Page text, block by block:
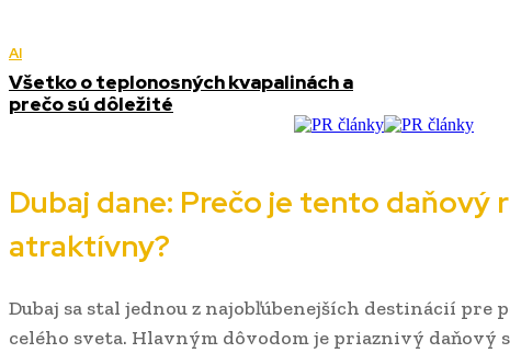
AI
Všetko o teplonosných kvapalinách a
prečo sú dôležité
Dubaj dane: Prečo je tento daňový
atraktívny?
Dubaj sa stal jednou z najobľúbenejších destinácií
celého sveta. Hlavným dôvodom je priaznivý daňový